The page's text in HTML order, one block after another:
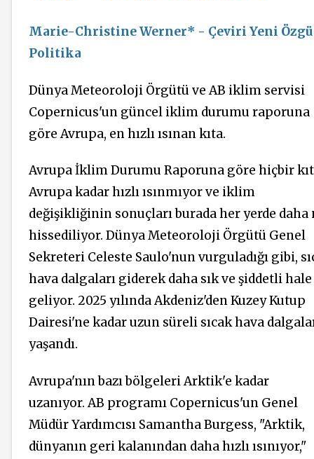
Marie-Christine Werner* - Çeviri Yeni
Politika
Dünya Meteoroloji Örgütü ve AB iklim servisi
Copernicus'un güncel iklim durumu raporuna
göre Avrupa, en hızlı ısınan kıta.
Avrupa İklim Durumu Raporuna göre hiçbir
Avrupa kadar hızlı ısınmıyor ve iklim
değişikliğinin sonuçları burada her yerde daha
hissediliyor. Dünya Meteoroloji Örgütü Genel
Sekreteri Celeste Saulo'nun vurguladığı gibi,
hava dalgaları giderek daha sık ve şiddetli hale
geliyor. 2025 yılında Akdeniz'den Kuzey Kutup
Dairesi'ne kadar uzun süreli sıcak hava
yaşandı.
Avrupa'nın bazı bölgeleri Arktik'e kadar
uzanıyor. AB programı Copernicus'un Genel
Müdür Yardımcısı Samantha Burgess, "Arktik,
dünyanın geri kalanından daha hızlı ısınıyor,"